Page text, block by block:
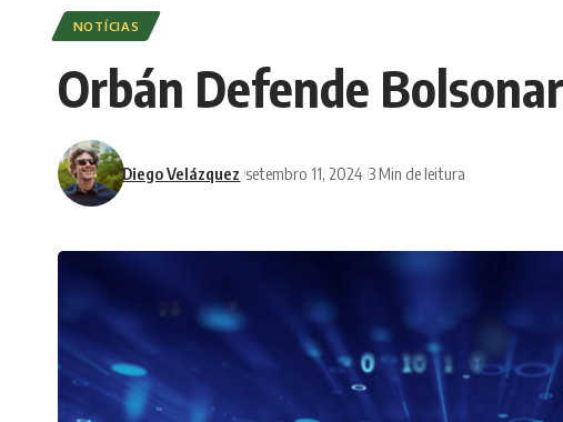
NOTÍCIAS
Orbán Defende
Diego Velázquez setembro 11, 2024 3 Min de leitura